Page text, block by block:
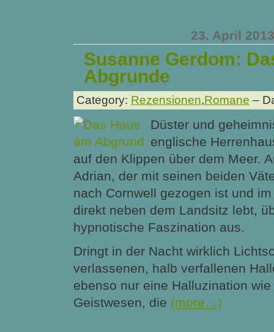
23. April 2013
Susanne Gerdom:
Abgrunde
Category: Rezensionen,Romane –
Düster und
englische
auf den Klippen über dem Meer.
Adrian, der mit seinen beiden
nach Cornwell gezogen ist und
direkt neben dem Landsitz lebt,
hypnotische Faszination aus.
Dringt in der Nacht wirklich
verlassenen, halb verfallenen
ebenso nur eine Halluzination
Geistwesen, die (more…)